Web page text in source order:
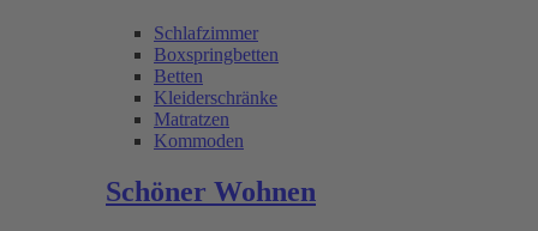
Schlafzimmer
Boxspringbetten
Betten
Kleiderschränke
Matratzen
Kommoden
Schöner Wohnen